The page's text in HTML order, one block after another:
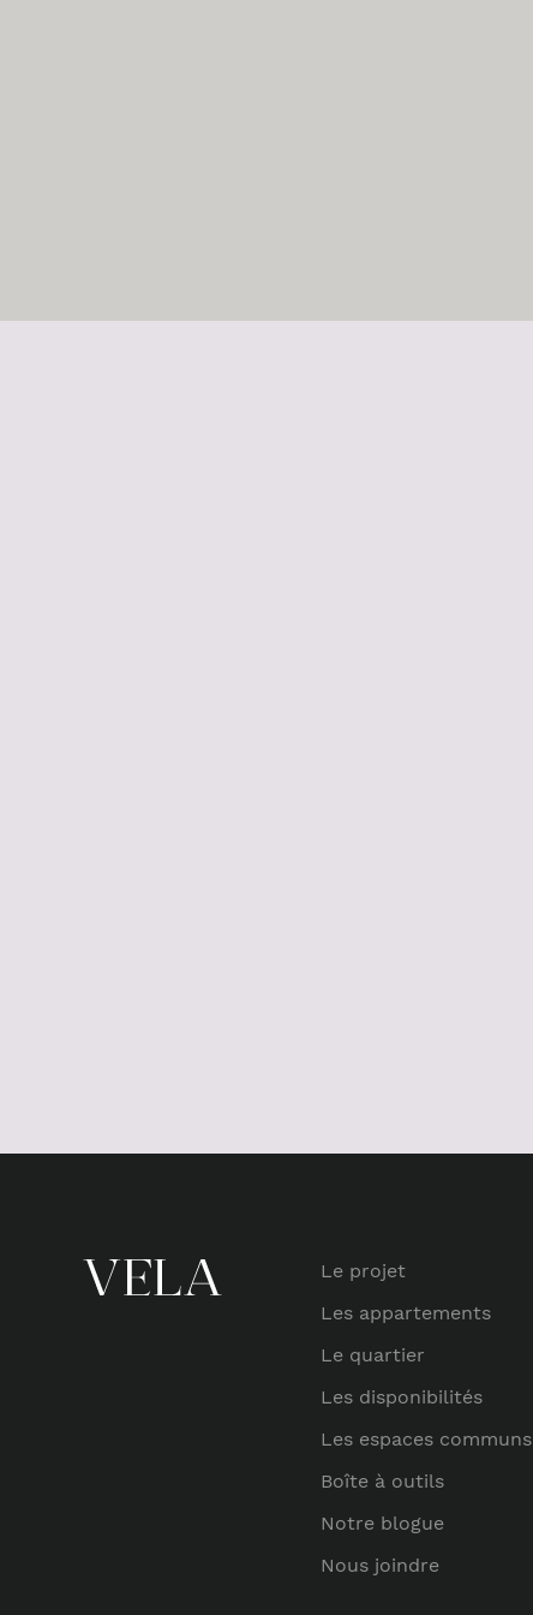
Le projet
Les appartements
Le quartier
Les disponibilités
Les espaces communs
Boîte à outils
Notre blogue
Nous joindre